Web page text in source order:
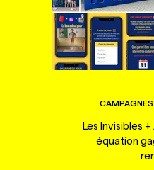
Les Invisibles
équation